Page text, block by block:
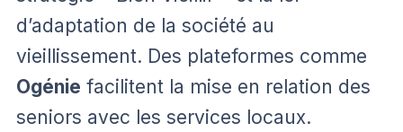
d’adaptation de la société au
vieillissement. Des plateformes comme
Ogénie facilitent la mise en relation des
seniors avec les services locaux.